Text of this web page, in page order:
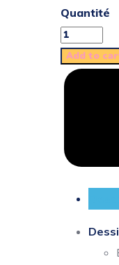
Quantité
Add to